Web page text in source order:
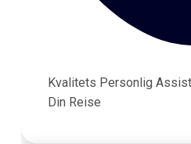
Kvalitets Personlig
Din Reise